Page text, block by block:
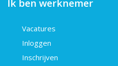
Ik ben werknemer
Vacatures
Inloggen
Inschrijven